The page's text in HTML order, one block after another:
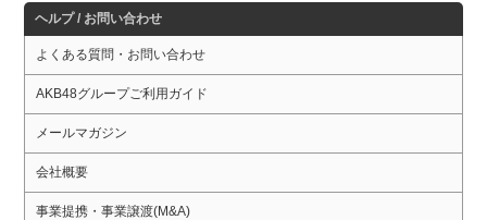
ヘルプ / お問い合わせ
よくある質問・お問い合わせ
AKB48グループご利用ガイド
メールマガジン
会社概要
事業提携・事業譲渡(M&A)